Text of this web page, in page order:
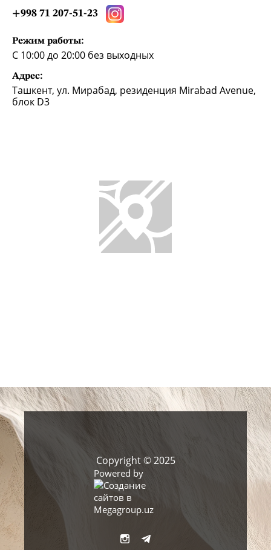
+998 71 207-51-23
Режим работы:
С 10:00 до 20:00 без выходных
Адрес:
Ташкент, ул. Мирабад, резиденция Mirabad Avenue,
блок D3
Copyright © 2025
Powered by